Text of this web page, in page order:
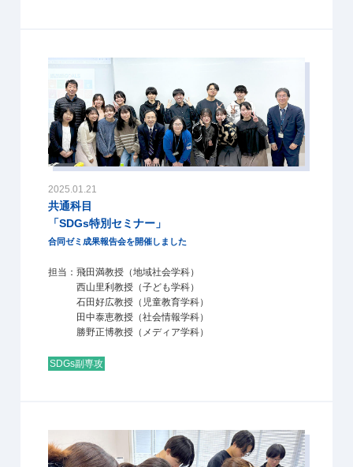
2025.01.21
共通科目
「SDGs特別セミナー」
合同ゼミ成果報告会を開催しました
担当：飛田満教授（地域社会学科）
西山里利教授（子ども学科）
石田好広教授（児童教育学科）
田中泰恵教授（社会情報学科）
勝野正博教授（メディア学科）
SDGs副専攻